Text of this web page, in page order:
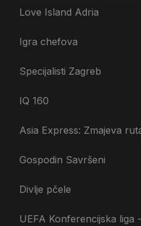
Love Island Adria
Igra chefova
Specijalisti Zagreb
IQ 160
Asia Express: Zmajeva
Gospodin Savršeni
Divlje pčele
UEFA Konferencijska liga